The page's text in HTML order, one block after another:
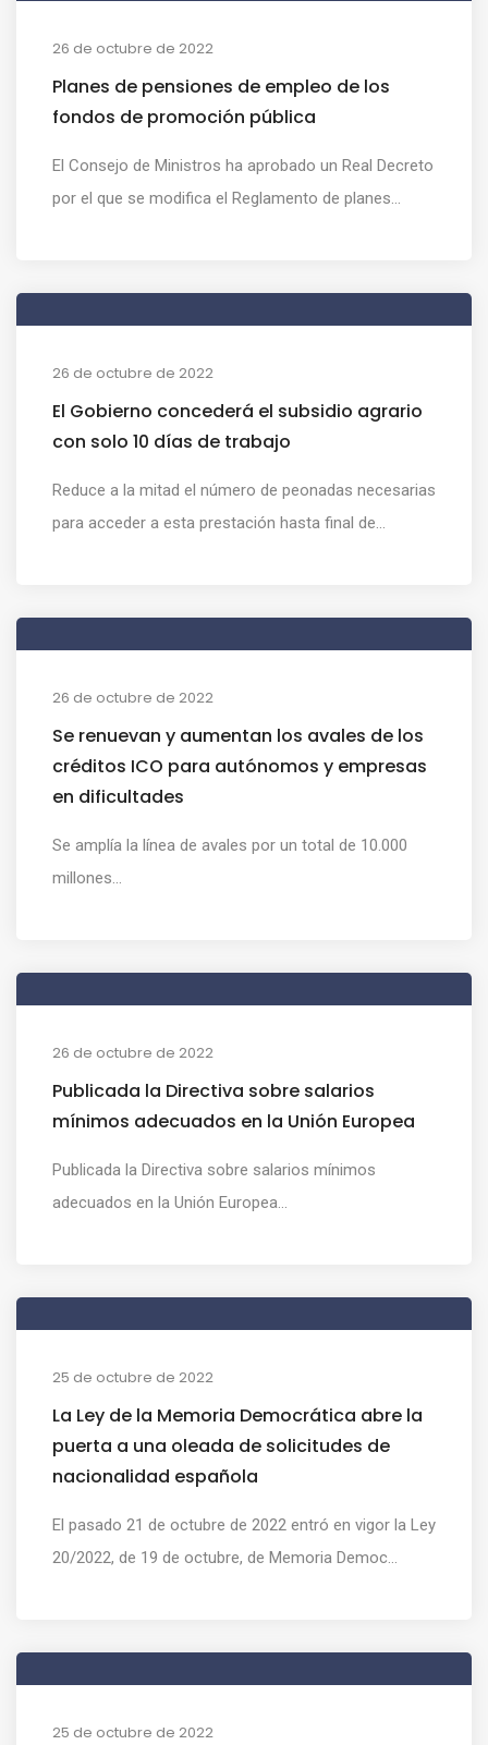
26 de octubre de 2022
Planes de pensiones de empleo de los
fondos de promoción pública
El Consejo de Ministros ha aprobado un Real Decreto
por el que se modifica el Reglamento de planes...
26 de octubre de 2022
El Gobierno concederá el subsidio agrario
con solo 10 días de trabajo
Reduce a la mitad el número de peonadas necesarias
para acceder a esta prestación hasta final de...
26 de octubre de 2022
Se renuevan y aumentan los avales de los
créditos ICO para autónomos y empresas
en dificultades
Se amplía la línea de avales por un total de 10.000
millones...
26 de octubre de 2022
Publicada la Directiva sobre salarios
mínimos adecuados en la Unión Europea
Publicada la Directiva sobre salarios mínimos
adecuados en la Unión Europea...
25 de octubre de 2022
La Ley de la Memoria Democrática abre la
puerta a una oleada de solicitudes de
nacionalidad española
El pasado 21 de octubre de 2022 entró en vigor la Ley
20/2022, de 19 de octubre, de Memoria Democ...
25 de octubre de 2022